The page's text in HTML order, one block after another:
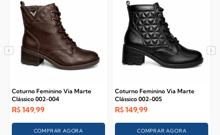
Coturno Feminino Via Marte
Clássico 002-004
R$149,99
COMPRAR AGORA
Coturno Feminino Via Marte
Clássico 002-005
R$149,99
COMPRAR AGORA